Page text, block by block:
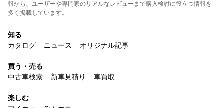
報から、ユーザーや専門家のリアルなレビューまで購入検討に役立つ情報を
多く掲載しています。
知る
カタログ
ニュース オリジナル記事
買う・売る
中古車検索
新車見積り 車買取
楽しむ